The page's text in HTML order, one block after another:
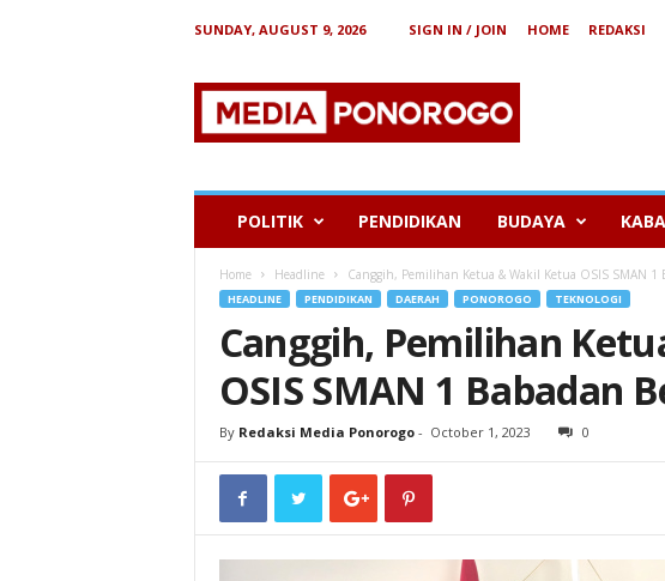
SUNDAY, AUGUST 9, 2026 SIGN IN / JOIN HOME REDAKSI
e
POLITIK PENDIDIKAN BUDAYA
Home Headline Canggih, Pemilihan Ketua & Wakil Ketua OSIS SMAN 1
HEADLINE PENDIDIKAN DAERAH PONOROGO TEKNOLOGI
Canggih, Pemilihan
OSIS SMAN 1 Babadan
By Redaksi Media Ponorogo- October 1, 2023 0